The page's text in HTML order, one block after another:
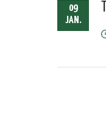
09
JAN.